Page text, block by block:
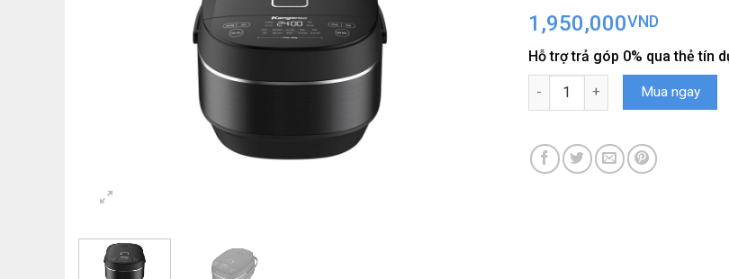
1,950,000VND
Hỗ trợ trả góp 0% qua thẻ tín
Nồi cơm cao tần Kangaroo 1.8 lít
Mua ngay